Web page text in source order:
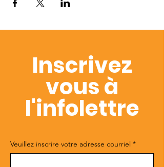
Inscrivez
vous à
l'infolettre
Veuillez inscrire votre adresse courriel *